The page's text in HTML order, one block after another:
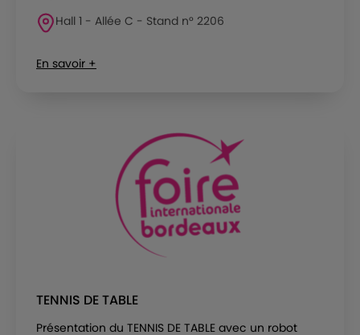
Hall 1 - Allée C - Stand n° 2206
En savoir +
TENNIS DE TABLE
Présentation du TENNIS DE TABLE avec un robot